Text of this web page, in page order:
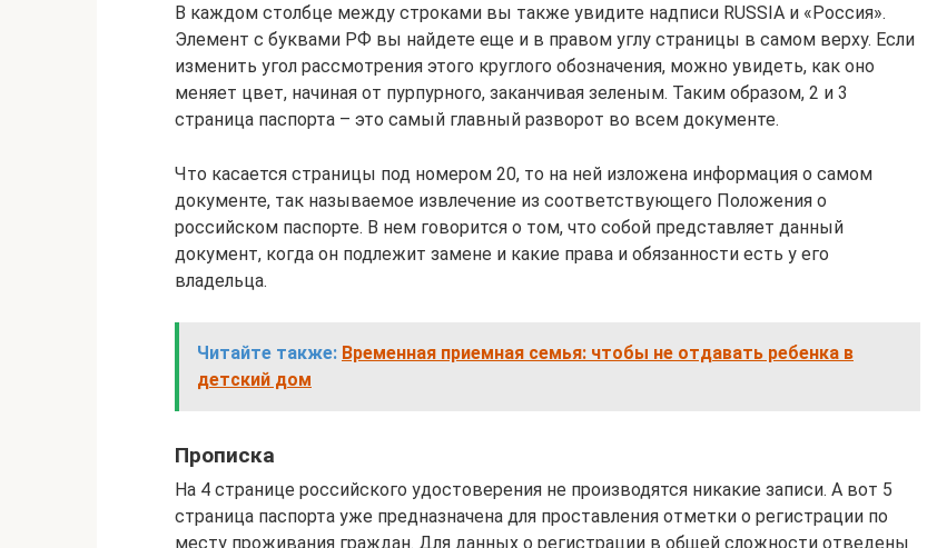
В каждом столбце между строками вы также увидите надписи RUSSIA и «Россия».
Элемент с буквами РФ вы найдете еще и в правом углу страницы в самом верху. Если
изменить угол рассмотрения этого круглого обозначения, можно увидеть, как оно
меняет цвет, начиная от пурпурного, заканчивая зеленым. Таким образом, 2 и 3
страница паспорта – это самый главный разворот во всем документе.
Что касается страницы под номером 20, то на ней изложена информация о самом
документе, так называемое извлечение из соответствующего Положения о
российском паспорте. В нем говорится о том, что собой представляет данный
документ, когда он подлежит замене и какие права и обязанности есть у его
владельца.
Читайте также: Временная приемная семья: чтобы не отдавать ребенка в
детский дом
Прописка
На 4 странице российского удостоверения не производятся никакие записи. А вот 5
страница паспорта уже предназначена для проставления отметки о регистрации по
месту проживания граждан. Для данных о регистрации в общей сложности отведены